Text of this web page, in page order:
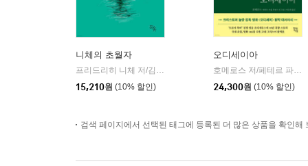
니체의 초월자
프리드리히 니체 저/김철 편역
15,210원 (10% 할인)
오디세이아
호메로스 저/페테르 파울 루벤스 그림/박문재 역
24,300원 (10% 할인)
검색 페이지에서 선택된 태그에 등록된 더 많은 상품을 확인해